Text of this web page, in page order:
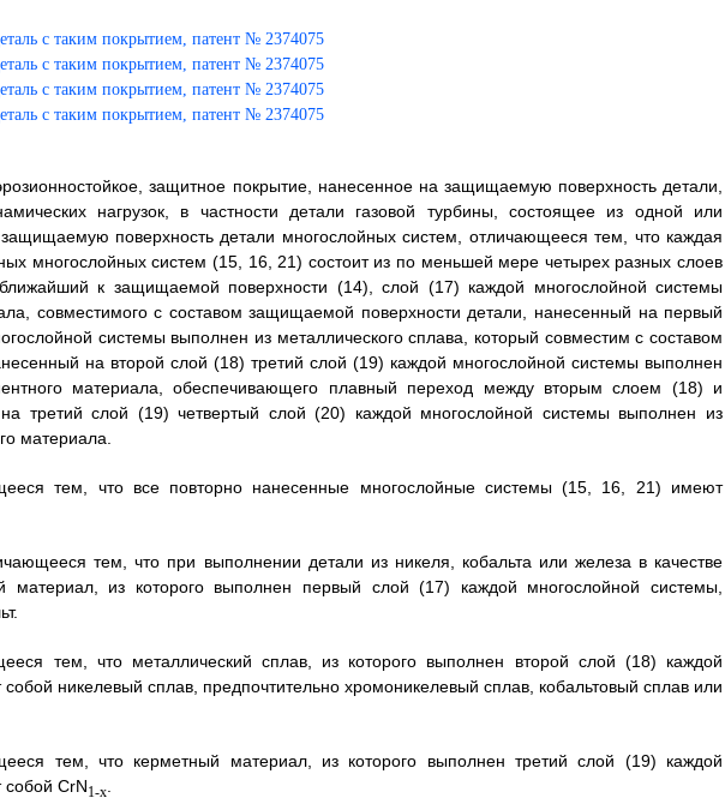
защитное покрытие, нанесенное на защищаемую поверхность детали,
нагрузок, в частности детали газовой турбины, состоящее из одной или
поверхность детали многослойных систем, отличающееся тем, что каждая
многослойных систем (15, 16, 21) состоит из по меньшей мере четырех разных слоев
к защищаемой поверхности (14), слой (17) каждой многослойной системы
совместимого с составом защищаемой поверхности детали, нанесенный на первый
системы выполнен из металлического сплава, который совместим с составом
на второй слой (18) третий слой (19) каждой многослойной системы выполнен
материала, обеспечивающего плавный переход между вторым слоем (18) и
третий слой (19) четвертый слой (20) каждой многослойной системы выполнен из
материала.
тем, что все повторно нанесенные многослойные системы (15, 16, 21) имеют
тем, что при выполнении детали из никеля, кобальта или железа в качестве
материал, из которого выполнен первый слой (17) каждой многослойной системы,
тем, что металлический сплав, из которого выполнен второй слой (18) каждой
никелевый сплав, предпочтительно хромоникелевый сплав, кобальтовый сплав или
тем, что керметный материал, из которого выполнен третий слой (19) каждой
собой CrN1-x.